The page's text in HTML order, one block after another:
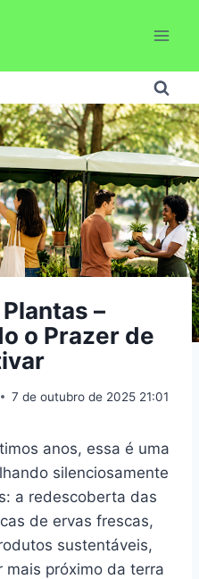
–
o Prazer de
7 de outubro de 2025 21:01
anos, essa é uma
silenciosamente
a redescoberta das
de ervas frescas,
sustentáveis,
mais próximo da terra